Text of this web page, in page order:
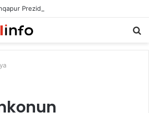
Prezidentini təbrik etdi